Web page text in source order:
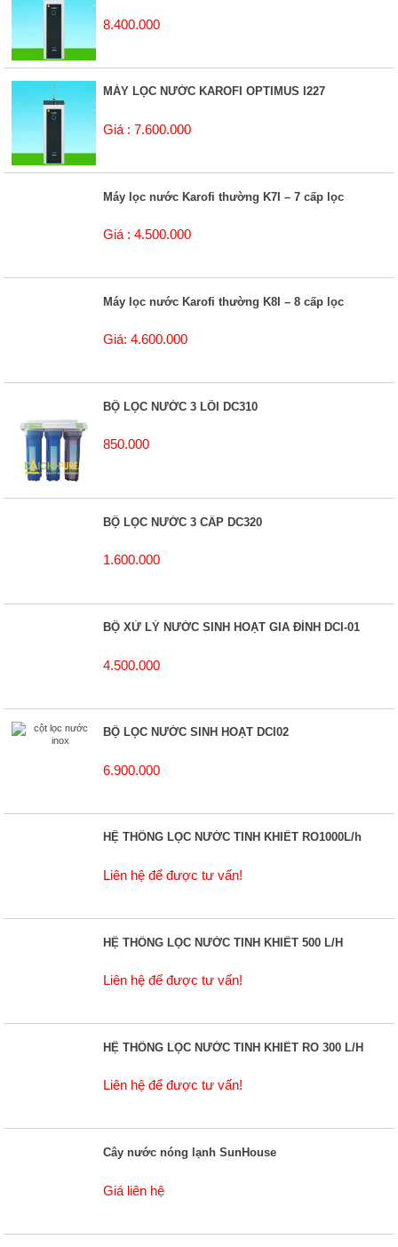
8.400.000
MÁY LỌC NƯỚC KAROFI OPTIMUS I227
Giá : 7.600.000
Máy lọc nước Karofi thường K7I – 7 cấp lọc
Giá : 4.500.000
Máy lọc nước Karofi thường K8I – 8 cấp lọc
Giá: 4.600.000
BỘ LỌC NƯỚC 3 LÕI DC310
850.000
BỘ LỌC NƯỚC 3 CẤP DC320
1.600.000
BỘ XỬ LÝ NƯỚC SINH HOẠT GIA ĐÌNH DCI-01
4.500.000
BỘ LỌC NƯỚC SINH HOẠT DCI02
6.900.000
HỆ THỐNG LỌC NƯỚC TINH KHIẾT RO1000L/h
Liên hệ để được tư vấn!
HỆ THỐNG LỌC NƯỚC TINH KHIẾT 500 L/H
Liên hệ để được tư vấn!
HỆ THỐNG LỌC NƯỚC TINH KHIẾT RO 300 L/H
Liên hệ để được tư vấn!
Cây nước nóng lạnh SunHouse
Giá liên hệ